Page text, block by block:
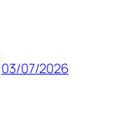
03/07/2026